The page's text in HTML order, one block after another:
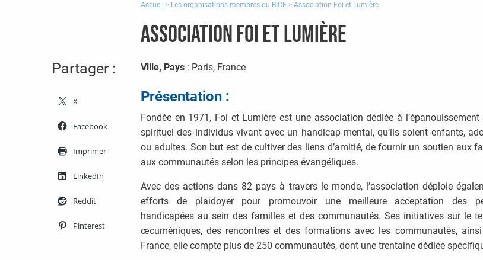
Accueil > Les organisations membres du BICE > Association Foi et Lumière
Association Foi et Lumière
Partager :
X
Facebook
Imprimer
LinkedIn
Reddit
Pinterest
Ville, Pays : Paris, France
Présentation :
Fondée en 1971, Foi et Lumière est une association dédiée à
spirituel des individus vivant avec un handicap mental, qu’ils soient enfants,
ou adultes. Son but est de cultiver des liens d’amitié, de fournir un soutien aux
aux communautés selon les principes évangéliques.
Avec des actions dans 82 pays à travers le monde, l’association déploie
efforts de plaidoyer pour promouvoir une meilleure acceptation des
handicapées au sein des familles et des communautés. Ses initiatives sur le
œcuméniques, des rencontres et des formations avec les communautés,
France, elle compte plus de 250 communautés, dont une trentaine dédiée